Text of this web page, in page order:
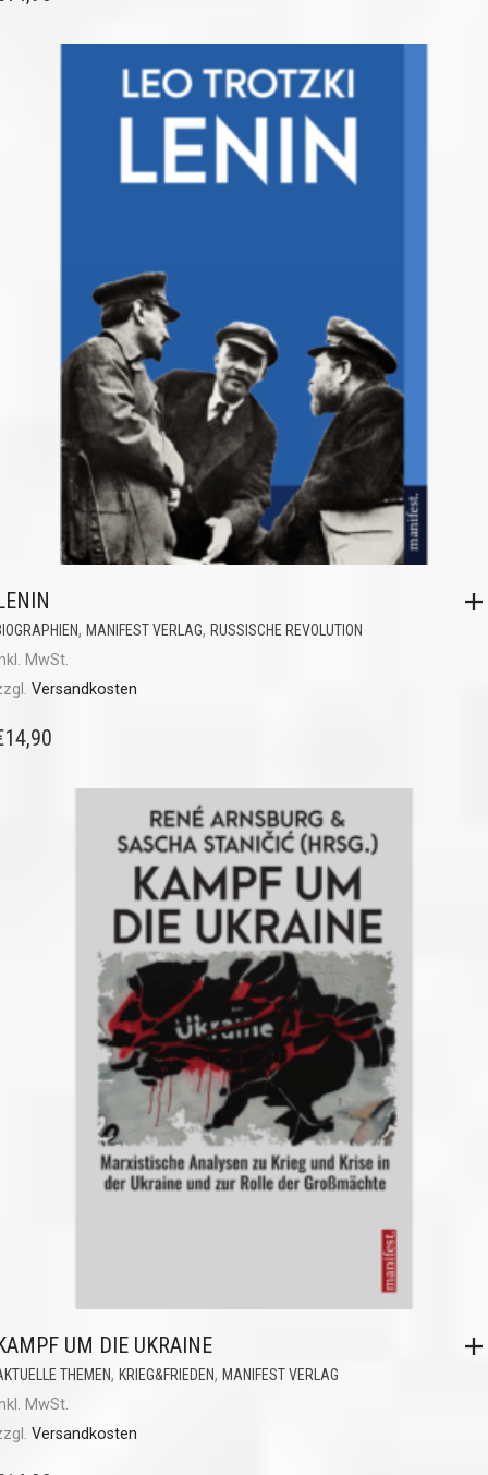
, MANIFEST VERLAG, RUSSISCHE REVOLUTION
MwSt.
Versandkosten
14,90
UM DIE UKRAINE
THEMEN, KRIEG&FRIEDEN, MANIFEST VERLAG
MwSt.
Versandkosten